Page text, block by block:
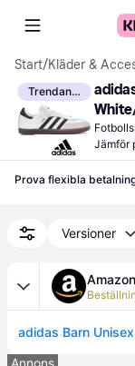
Start/Kläder &
Trendande
Jämför
Prova flexibla
Versioner
Amazon
Annons